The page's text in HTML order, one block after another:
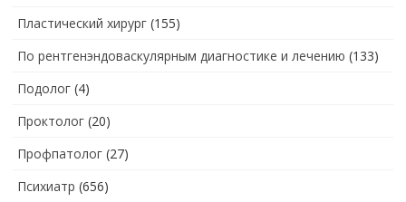
Пластический хирург (155)
По рентгенэндоваскулярным диагностике и лечению (133)
Подолог (4)
Проктолог (20)
Профпатолог (27)
Психиатр (656)